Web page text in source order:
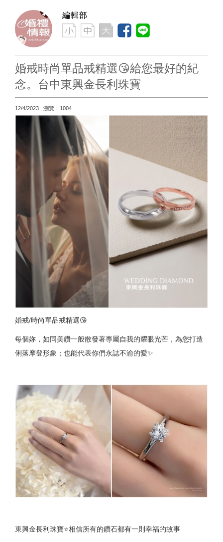
編輯部
婚戒時尚單品戒精選😘給您最好的紀
念。台中東興金長利珠寶
12/4/2023 瀏覽：1004
婚戒/時尚單品戒精選😘
每個妳，如同美鑽一般散發著專屬自我的耀眼光芒，為您打造
俐落摩登形象；也能代表你們永誌不渝的愛✨
東興金長利珠寶⭐️相信所有的鑽石都有一則幸福的故事